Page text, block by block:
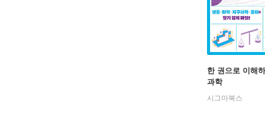
한 권으로 이해
과학
시그마북스